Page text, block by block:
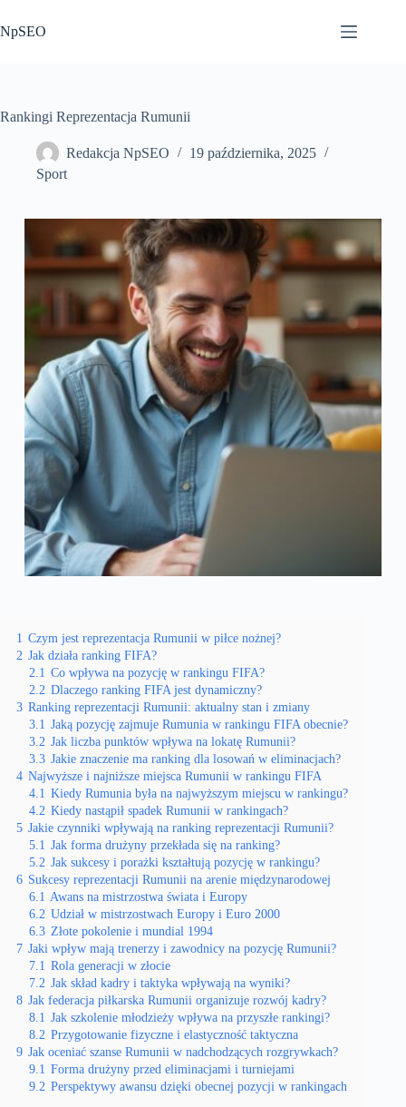
do
treści
NpSEO
Rankingi Reprezentacja Rumunii
Redakcja NpSEO
19 października, 2025
Sport
1 Czym jest reprezentacja Rumunii w piłce nożnej?
2 Jak działa ranking FIFA?
2.1 Co wpływa na pozycję w rankingu FIFA?
2.2 Dlaczego ranking FIFA jest dynamiczny?
3 Ranking reprezentacji Rumunii: aktualny stan i zmiany
3.1 Jaką pozycję zajmuje Rumunia w rankingu FIFA obecnie?
3.2 Jak liczba punktów wpływa na lokatę Rumunii?
3.3 Jakie znaczenie ma ranking dla losowań w eliminacjach?
4 Najwyższe i najniższe miejsca Rumunii w rankingu FIFA
4.1 Kiedy Rumunia była na najwyższym miejscu w rankingu?
4.2 Kiedy nastąpił spadek Rumunii w rankingach?
5 Jakie czynniki wpływają na ranking reprezentacji Rumunii?
5.1 Jak forma drużyny przekłada się na ranking?
5.2 Jak sukcesy i porażki kształtują pozycję w rankingu?
6 Sukcesy reprezentacji Rumunii na arenie międzynarodowej
6.1 Awans na mistrzostwa świata i Europy
6.2 Udział w mistrzostwach Europy i Euro 2000
6.3 Złote pokolenie i mundial 1994
7 Jaki wpływ mają trenerzy i zawodnicy na pozycję Rumunii?
7.1 Rola generacji w złocie
7.2 Jak skład kadry i taktyka wpływają na wyniki?
8 Jak federacja piłkarska Rumunii organizuje rozwój kadry?
8.1 Jak szkolenie młodzieży wpływa na przyszłe rankingi?
8.2 Przygotowanie fizyczne i elastyczność taktyczna
9 Jak oceniać szanse Rumunii w nadchodzących rozgrywkach?
9.1 Forma drużyny przed eliminacjami i turniejami
9.2 Perspektywy awansu dzięki obecnej pozycji w rankingach